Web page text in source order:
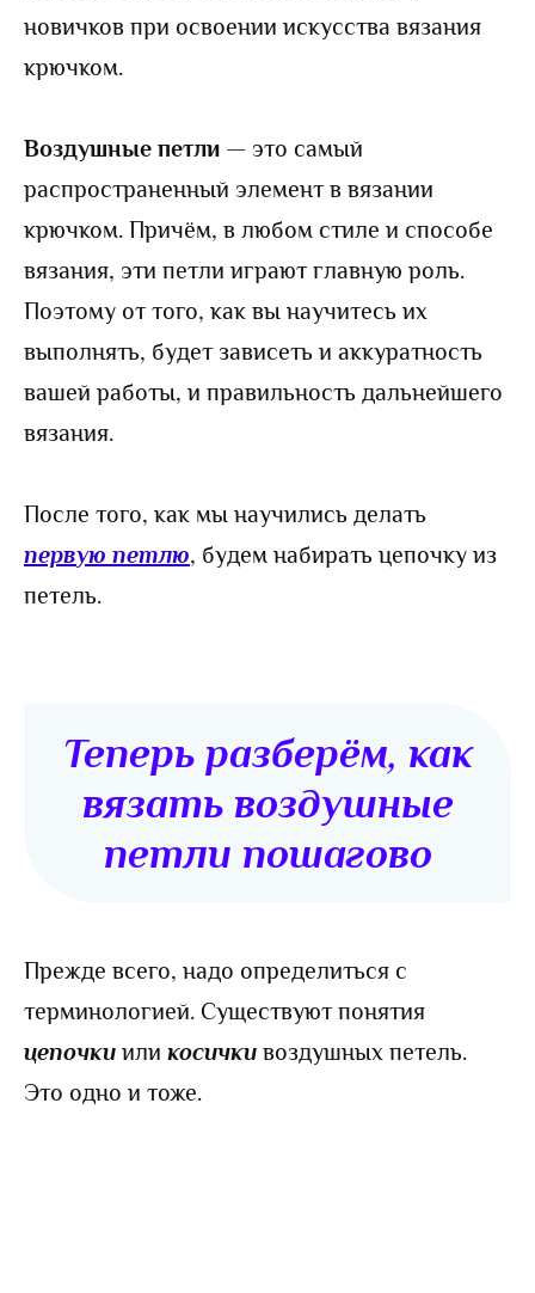
новичков при освоении искусства вязания
крючком.
Воздушные петли — это самый
распространенный элемент в вязании
крючком. Причём, в любом стиле и способе
вязания, эти петли играют главную роль.
Поэтому от того, как вы научитесь их
выполнять, будет зависеть и аккуратность
вашей работы, и правильность дальнейшего
вязания.
После того, как мы научились делать
первую петлю, будем набирать цепочку из
петель.
Теперь разберём, как
вязать воздушные
петли пошагово
Прежде всего, надо определиться с
терминологией. Существуют понятия
цепочки или косички воздушных петель.
Это одно и тоже.